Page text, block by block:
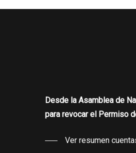
Desde la Asamblea de
para revocar el Permiso
Ver resumen